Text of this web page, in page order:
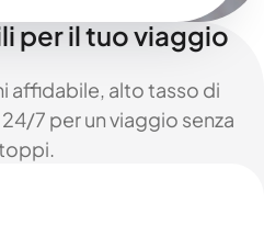
per il tuo viaggio
affidabile, alto tasso di
7 per un viaggio senza